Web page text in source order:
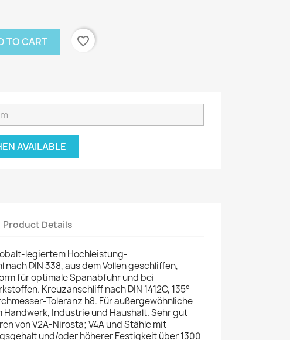
TO CART
favorite_border
AVAILABLE
Product Details
legiertem Hochleistung-
DIN 338, aus dem Vollen geschliffen,
für optimale Spanabfuhr und bei
Kreuzanschliff nach DIN 1412C, 135°
Toleranz h8. Für außergewöhnliche
Handwerk, Industrie und Haushalt. Sehr gut
von V2A-Nirosta; V4A und Stähle mit
und/oder höherer Festigkeit über 1300